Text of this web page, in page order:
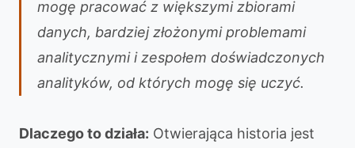
mogę pracować z większymi zbiorami
danych, bardziej złożonymi problemami
analitycznymi i zespołem doświadczonych
analityków, od których mogę się uczyć.
Dlaczego to działa: Otwierająca historia jest